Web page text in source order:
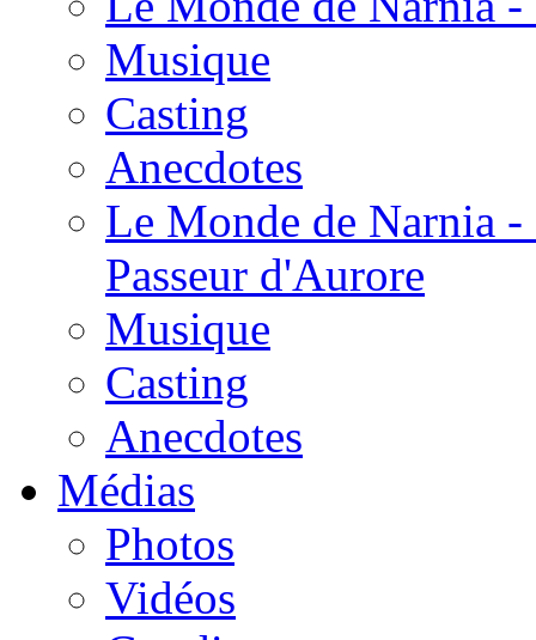
Musique
Casting
Anecdotes
Le Monde de Narnia
Passeur d'Aurore
Musique
Casting
Anecdotes
Médias
Photos
Vidéos